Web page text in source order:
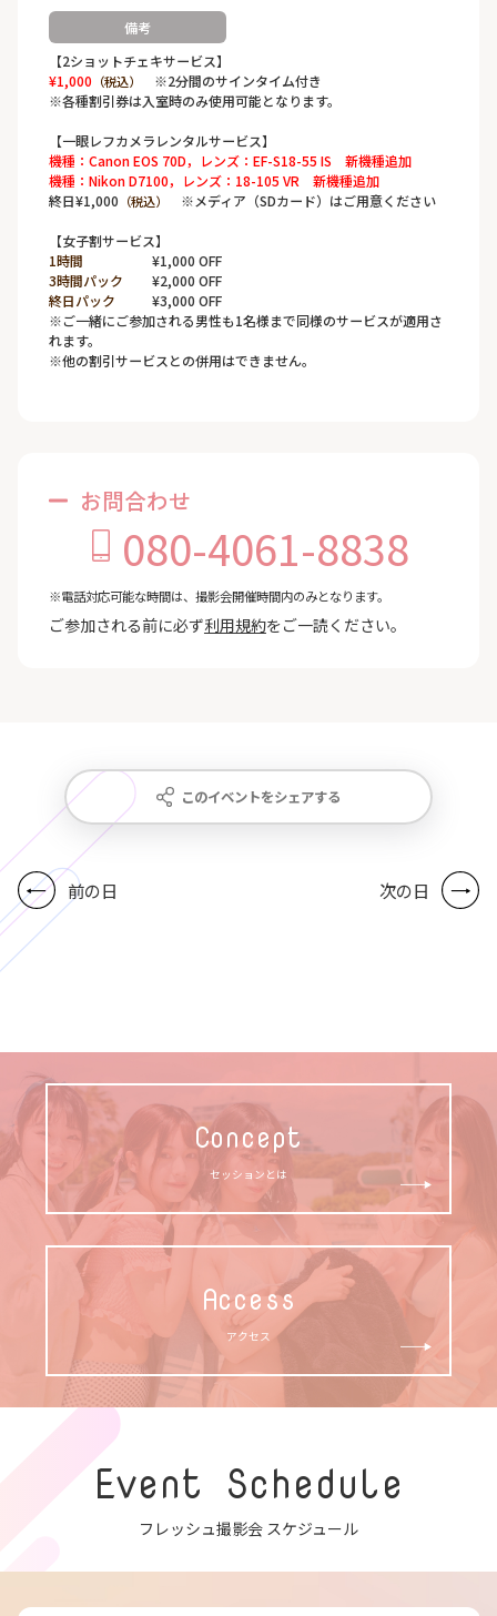
備考
【2ショットチェキサービス】
¥1,000 （税込）
※2分間のサインタイム付き
※各種割引券は入室時のみ使用可能となります。
【一眼レフカメラレンタルサービス】
機種：Canon EOS 70D，レンズ：EF-S18-55 IS 新機種追加
機種：Nikon D7100，レンズ：18-105 VR 新機種追加
終日¥1,000 （税込） ※メディア（SDカード）はご用意ください
【女子割サービス】
1時間
¥1,000 OFF
3時間パック
¥2,000 OFF
終日パック
¥3,000 OFF
※ご一緒にご参加される男性も1名様まで同様のサービスが適用さ
れます。
※他の割引サービスとの併用はできません。
お問合わせ
080-4061-8838
※電話対応可能な時間は、撮影会開催時間内のみとなります。
ご参加される前に必ず利用規約をご一読ください。
このイベントをシェアする
前の日 次の日
Concept
セッションとは
Access
アクセス
Event Schedule
フレッシュ撮影会 スケジュール